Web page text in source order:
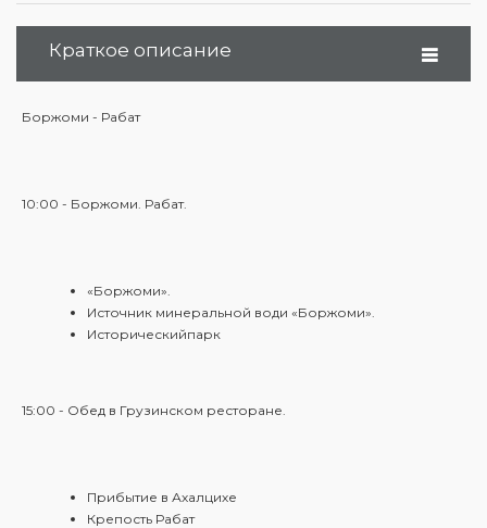
Краткое описание
Боржоми - Рабат
10:00 - Боржоми. Рабат.
«Боржоми».
Источник минеральной води «Боржоми».
Историческийпарк
15:00 - Обед в Грузинском ресторане.
Прибытие в Ахалцихе
Крепость Рабат